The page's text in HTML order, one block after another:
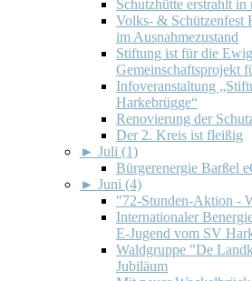
Schutzhütte erstrahlt in
Volks- & Schützenfest
im Ausnahmezustand
Stiftung ist für die
Gemeinschaftsprojekt
Infoveranstaltung
Harkebrügge“
Renovierung der
Der 2. Kreis ist fleißig
► Juli (1)
Bürgerenergie Barßel
► Juni (4)
"72-Stunden-Aktion -
Internationaler
E-Jugend vom SV
Waldgruppe "De
Jubiläum